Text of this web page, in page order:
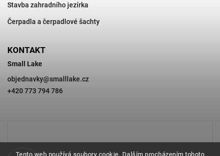
Tento web používá soubory cookie. Dalším procházením tohoto
Stavba zahradního jezírka
Čerpadla a čerpadlové šachty
KONTAKT
Small Lake
objednavky@smalllake.cz
+420 773 794 786